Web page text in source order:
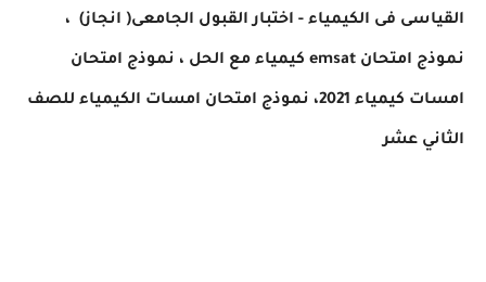
القياسى فى الكيمياء - اختبار القبول الجامعى( انجاز) ،
نموذج امتحان emsat كيمياء مع الحل ، نموذج امتحان
امسات كيمياء 2021، نموذج امتحان امسات الكيمياء للصف
الثاني عشر